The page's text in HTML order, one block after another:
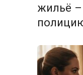
жильё –